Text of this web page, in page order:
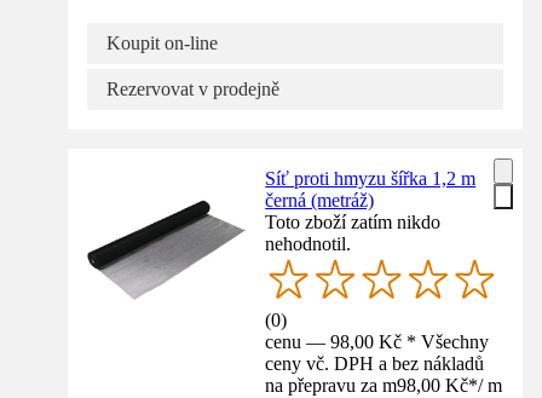
Koupit on-line
Rezervovat v prodejně
Síť proti hmyzu šířka 1,2 m
černá (metráž)
Toto zboží zatím nikdo
nehodnotil.
(0)
cenu — 98,00 Kč * Všechny
ceny vč. DPH a bez nákladů
na přepravu za m98,00 Kč*/ m